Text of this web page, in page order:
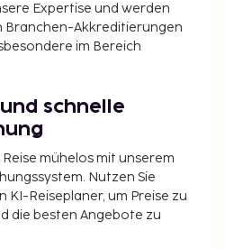
Expertise und werden
Branchen-Akkreditierungen
im Bereich
schnelle
Reise mühelos mit unserem
Nutzen Sie
KI-Reiseplaner, um Preise zu
die besten Angebote zu